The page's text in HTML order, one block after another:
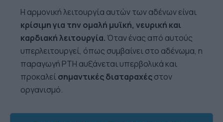
Η αρμονική λειτουργία αυτών των αδένων είναι
κρίσιμη για την ομαλή μυϊκή, νευρική και
καρδιακή λειτουργία.Όταν ένας από αυτούς
υπερλειτουργεί, όπως συμβαίνει στο αδένωμα, η
παραγωγή PTH αυξάνεται υπερβολικά και
προκαλείσημαντικές διαταραχέςστον
οργανισμό.